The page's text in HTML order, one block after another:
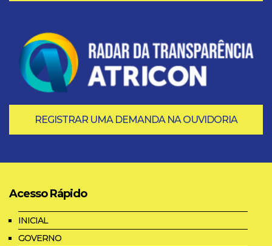
REGISTRAR UMA DEMANDA NA OUVIDORIA
Acesso Rápido
INICIAL
GOVERNO